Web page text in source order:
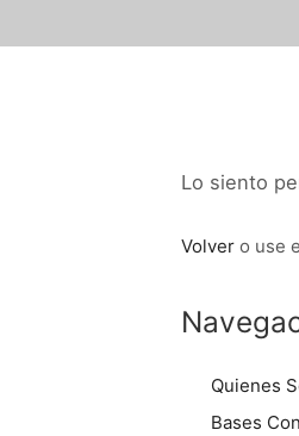
Lo siento
Volver o use
Quienes
Bases